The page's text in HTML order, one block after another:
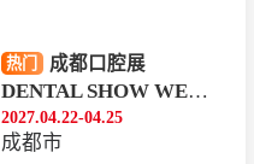
热门 成都口腔展
DENTAL SHOW WEST CHINA
2027.04.22-04.25
成都市